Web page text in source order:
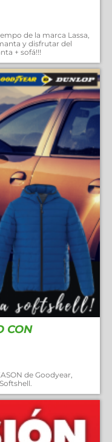
de la marca Lassa,
y disfrutar del
+ sofá!!!
CON
de Goodyear,